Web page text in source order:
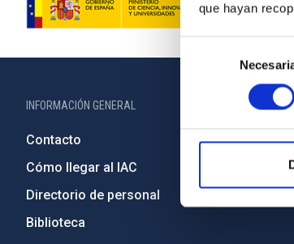
que hayan
consentimiento
INFORMACIÓN GENERAL
Contacto
Cómo llegar al IAC
Directorio de personal
Biblioteca